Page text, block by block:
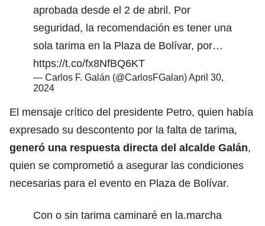
aprobada desde el 2 de abril. Por
seguridad, la recomendación es tener una
sola tarima en la Plaza de Bolívar, por…
https://t.co/fx8NfBQ6KT
— Carlos F. Galán (@CarlosFGalan)April 30,
2024
El mensaje crítico del presidente Petro, quien había
expresado su descontento por la falta de tarima,
generó una respuesta directa del alcalde Galán,
quien se comprometió a asegurar las condiciones
necesarias para el evento en Plaza de Bolívar.
Con o sin tarima caminaré en la.marcha